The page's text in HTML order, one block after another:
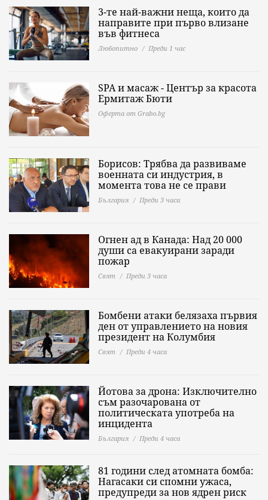
3-те най-важни неща, които да
направите при първо влизане
във фитнеса
Любопитно Преди 1 час
SPA и масаж - Център за красота
Ермитаж Бюти
Оферта от Grabo.bg
Борисов: Трябва да развиваме
военната си индустрия, в
момента това не се прави
България Преди 3 часа
Огнен ад в Канада: Над 20 000
души са евакуирани заради
пожар
Свят Преди 3 часа
Бомбени атаки белязаха първия
ден от управлението на новия
президент на Колумбия
Свят Преди 4 часа
Йотова за дрона: Изключително
съм разочарована от
политическата употреба на
инцидента
България Преди 4 часа
81 години след атомната бомба:
Нагасаки си спомни ужаса,
предупреди за нов ядрен риск